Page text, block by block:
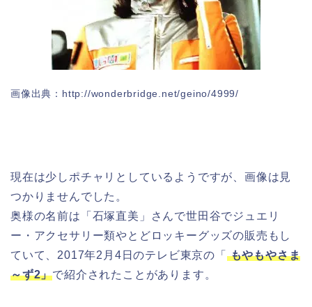
画像出典：http://wonderbridge.net/geino/4999/
現在は少しポチャリとしているようですが、画像は見
つかりませんでした。
奥様の名前は「石塚直美」さんで世田谷でジュエリ
ー・アクセサリー類やとどロッキーグッズの販売もし
ていて、2017年2月4日のテレビ東京の「 もやもやさま
～ず2」で紹介されたことがあります。